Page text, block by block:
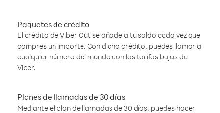
Paquetes de crédito
El crédito de Viber Out se añade a tu saldo cada vez que
compres un importe. Con dicho crédito, puedes llamar a
cualquier número del mundo con las tarifas bajas de
Viber.
Planes de llamadas de 30 días
Mediante el plan de llamadas de 30 días, puedes hacer